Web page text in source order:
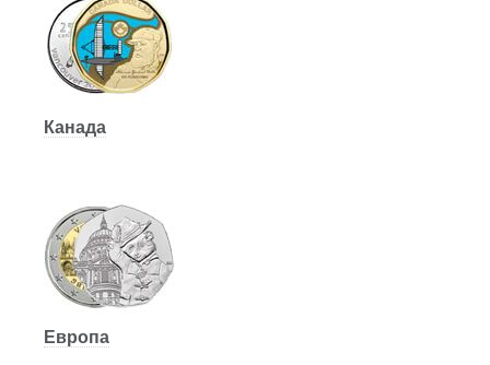
Канада
Европа